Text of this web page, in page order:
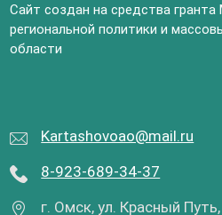
Сайт создан на средства гранта
региональной политики и
области
Kartashovoao@mail.ru
8-923-689-34-37
г. Омск, ул. Красный